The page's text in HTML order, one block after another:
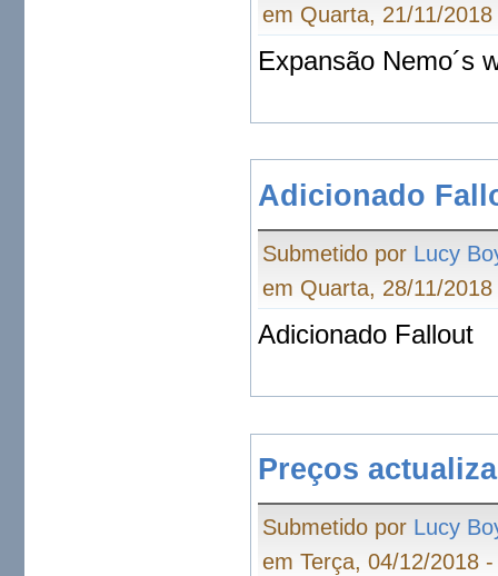
em Quarta, 21/11/
Expansão Nemo´s
Adicionado
Submetido por Lucy
em Quarta, 28/11/
Adicionado Fallout
Preços
Submetido por Lucy
em Terça, 04/12/2018